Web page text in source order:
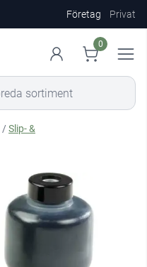
Företag Privat
0
/Slip- &